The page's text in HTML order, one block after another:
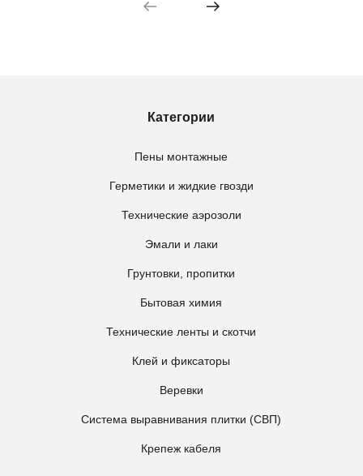
Категории
Пены монтажные
Герметики и жидкие гвозди
Технические аэрозоли
Эмали и лаки
Грунтовки, пропитки
Бытовая химия
Технические ленты и скотчи
Клей и фиксаторы
Веревки
Система выравнивания плитки (СВП)
Крепеж кабеля